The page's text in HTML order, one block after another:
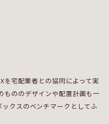
を宅配業者との協同によって実
もののデザインや配置計画も一
クスのベンチマークとしてふ